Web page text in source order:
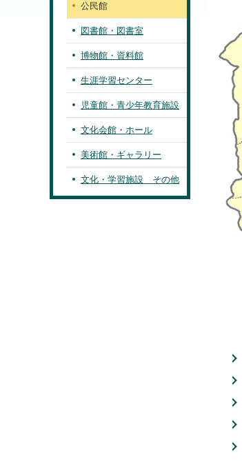
公民館
図書館・図書室
博物館・資料館
生涯学習センター
児童館・青少年教育施設
文化会館・ホール
美術館・ギャラリー
文化・学習施設 その他